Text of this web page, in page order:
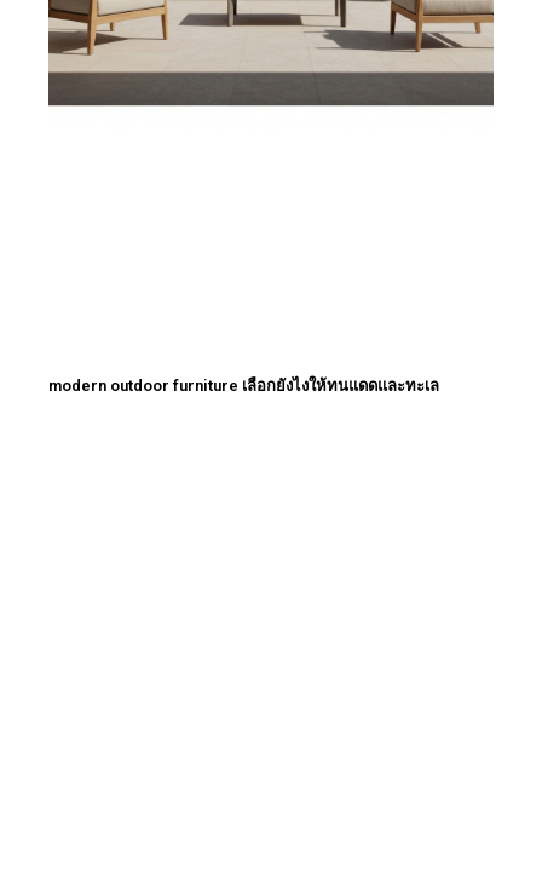
modern outdoor furniture เลือกยังไงให้ทนแดดและทะเล